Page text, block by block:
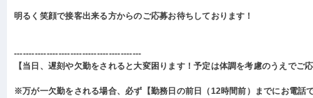
明るく笑顔で接客出来る方からのご応募お待ちしております！
-------------------------------------------
【当日、遅刻や欠勤をされると大変困ります！予定は体調を考慮のうえでご
※万が一欠勤をされる場合、必ず【勤務日の前日（12時間前）までにお電話